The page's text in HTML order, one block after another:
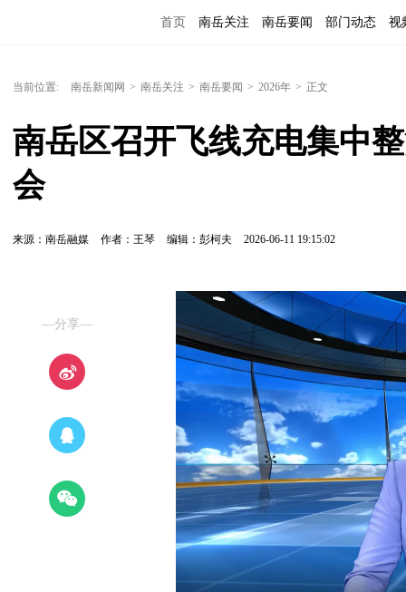
首页 南岳关注 南岳要闻 部门动态 视
当前位置: 南岳新闻网 > 南岳关注 > 南岳要闻 > 2026年 > 正文
南岳区召开飞线充电集中
会
来源：南岳融媒 作者：王琴 编辑：彭柯夫 2026-06-11 19:15:02
—分享—